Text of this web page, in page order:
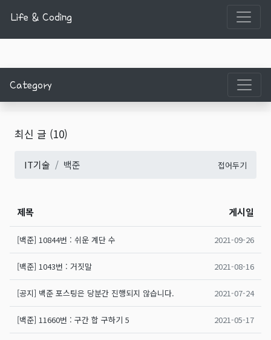
Life & Coding
Category
최신 글 (10)
IT기술 백준 접어두기
제목 게시일
[백준] 10844번 : 쉬운 계단 수 2021-09-26
[백준] 1043번 : 거짓말 2021-08-16
[공지] 백준 포스팅은 당분간 진행되지 않습니다. 2021-07-24
[백준] 11660번 : 구간 합 구하기 5 2021-05-17